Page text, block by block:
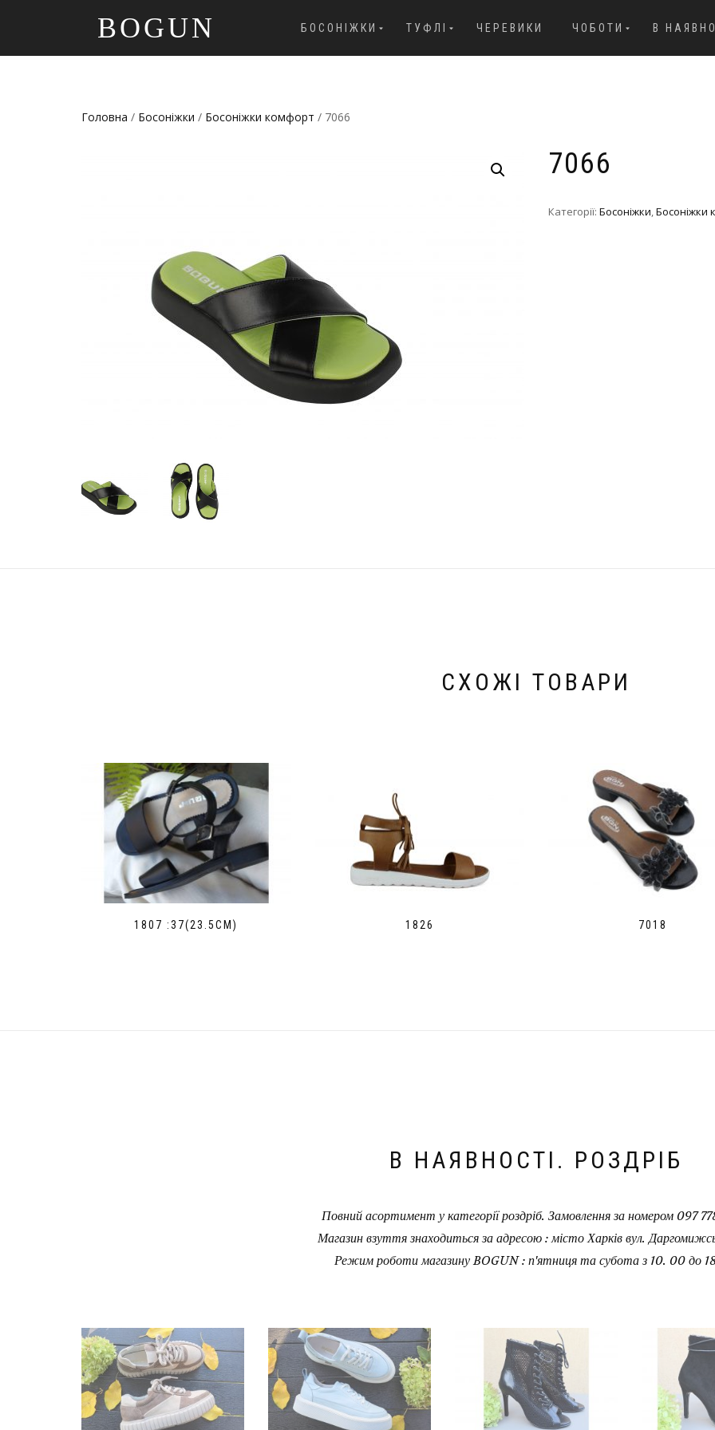
BOGUN БОСОНІЖКИ ТУФЛІ ЧЕРЕВИКИ ЧОБОТИ В
Головна / Босоніжки / Босоніжки комфорт / 7066
7066
Категорії: Босоніжки,Босоніжки
СХОЖІ ТОВАРИ
1807 :37(23.5СМ) 1826 7018
В НАЯВНОСТІ. РОЗДРІБ
Повний асортимент у категорії роздріб. Замовлення за номером 097
Магазин взуття знаходиться за адресою : місто Харків вул.
Режим роботи магазину BOGUN : п'ятниця та субота з 10. 00 до